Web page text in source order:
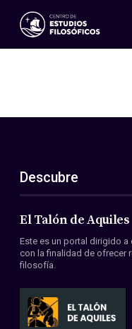
Eventos
ES
EN
Acerca de nosotros
Miembros
Convenios
Descubre
El Talón de Aquiles
Este es un portal dirigido
con la finalidad de ofrecer
filosofía.